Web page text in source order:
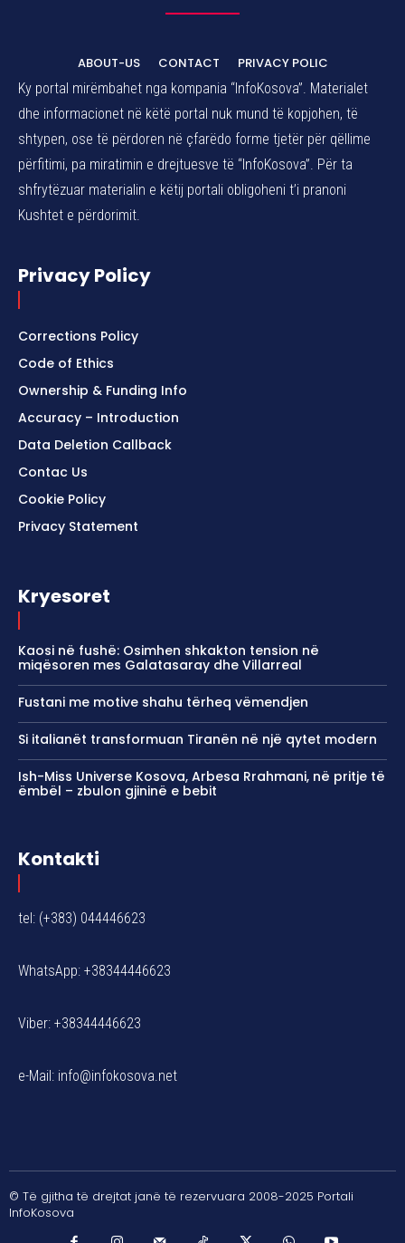
ABOUT-US CONTACT
PRIVACY POLIC
Ky portal mirëmbahet nga kompania “InfoKosova”. Materialet
dhe informacionet në këtë portal nuk mund të kopjohen, të
shtypen, ose të përdoren në çfarëdo forme tjetër për qëllime
përfitimi, pa miratimin e drejtuesve të “InfoKosova”. Për ta
shfrytëzuar materialin e këtij portali obligoheni t’i pranoni
Kushtet e përdorimit.
Privacy Policy
Corrections Policy
Code of Ethics
Ownership & Funding Info
Accuracy – Introduction
Data Deletion Callback
Contac Us
Cookie Policy
Privacy Statement
Kryesoret
Kaosi në fushë: Osimhen shkakton tension në
miqësoren mes Galatasaray dhe Villarreal
Fustani me motive shahu tërheq vëmendjen
Si italianët transformuan Tiranën në një qytet modern
Ish-Miss Universe Kosova, Arbesa Rrahmani, në pritje të
ëmbël – zbulon gjininë e bebit
Kontakti
tel: (+383) 044446623
WhatsApp: +38344446623
Viber: +38344446623
e-Mail: info@infokosova.net
© Të gjitha të drejtat janë të rezervuara 2008-2025 Portali
InfoKosova